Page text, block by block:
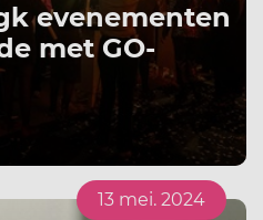
evenementen
met GO-
13 mei. 2024